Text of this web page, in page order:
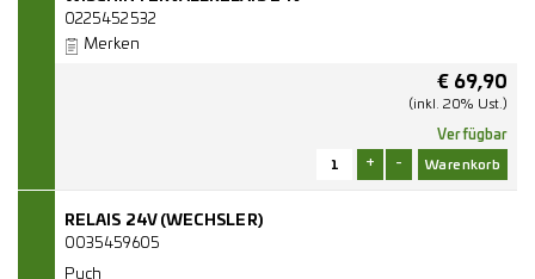
0225452532
Merken
€ 69,90
(inkl. 20% Ust.)
Verfügbar
+ -
RELAIS 24V (WECHSLER)
0035459605
Puch